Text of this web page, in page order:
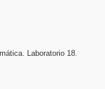
Laboratorio 18.